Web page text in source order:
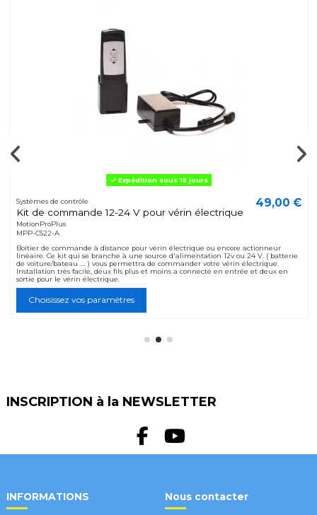
Expédition sous 15 jours
Systèmes de contrôle
Kit de commande 12-24 V pour vérin électrique
MotionProPlus
MPP-CS22-A
49,00 €
Boitier de commande à distance pour vérin électrique ou encore actionneur
linéaire. Ce kit qui se branche à une source d'alimentation 12v ou 24 V. ( batterie
de voiture/bateau .... ) vous permettra de commander votre vérin électrique.
Installation très facile, deux fils plus et moins a connecté en entrée et deux en
sortie pour le vérin électrique.
Choisissez vos paramètres
INSCRIPTION à la NEWSLETTER
INFORMATIONS Nous contacter